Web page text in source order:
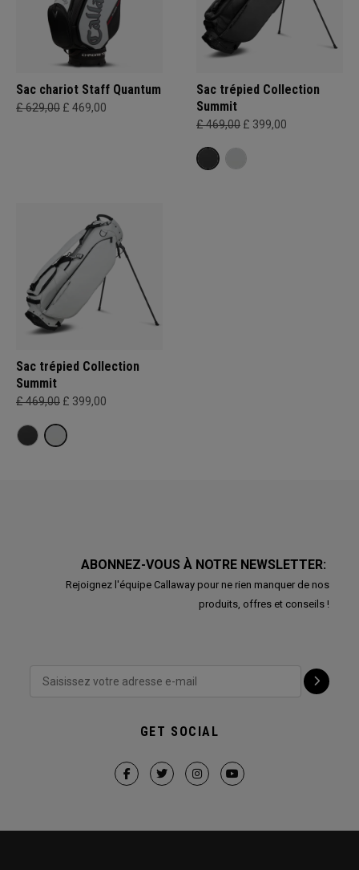
Sac chariot Staff Quantum
£ 629,00 £ 469,00
Sac trépied Collection
Summit
£ 469,00 £ 399,00
Sac trépied Collection
Summit
£ 469,00 £ 399,00
ABONNEZ-VOUS À NOTRE NEWSLETTER:
Rejoignez l'équipe Callaway pour ne rien manquer de nos
produits, offres et conseils !
GET SOCIAL